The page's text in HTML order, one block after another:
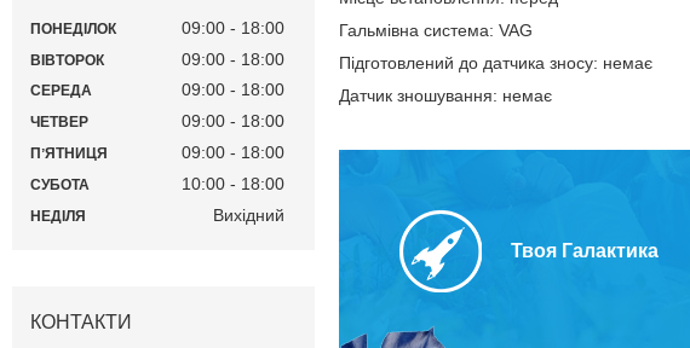
Гальмівна система: VAG
Підготовлений до датчика зносу: немає
Датчик зношування: немає
Твоя Галактика
ПОНЕДІЛОК 09:00 18:00
ВІВТОРОК 09:00 18:00
СЕРЕДА 09:00 18:00
ЧЕТВЕР 09:00 18:00
ПʼЯТНИЦЯ 09:00 18:00
СУБОТА 10:00 18:00
НЕДІЛЯ Вихідний
КОНТАКТИ